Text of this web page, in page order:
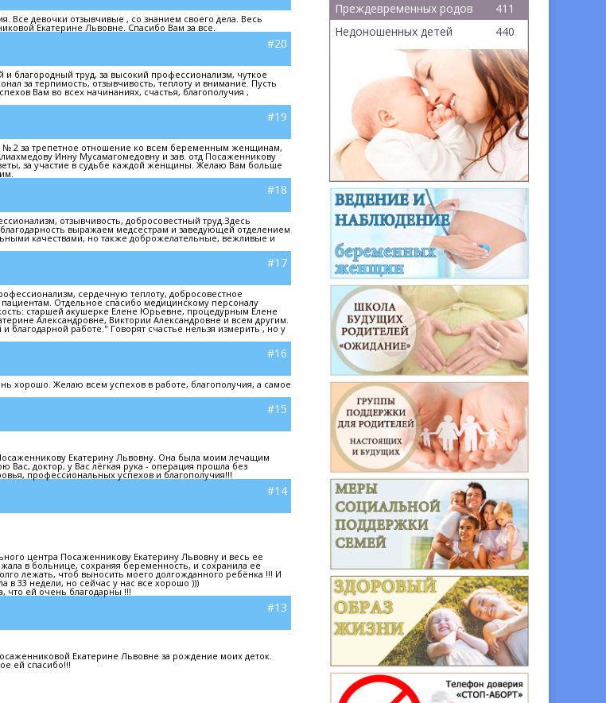
Все девочки отзывчивые , со знанием своего дела. Весь
Екатерине Львовне. Спасибо Вам за все.
#20
благородный труд, за высокий профессионализм, чуткое
за терпимость, отзывчивость, теплоту и внимание. Пусть
Вам во всех начинаниях, счастья, благополучия ,
#19
№ 2 за трепетное отношение ко всем беременным женщинам,
Инну Мусамагомедовну и зав. отд Посаженникову
за участие в судьбе каждой женщины. Желаю Вам больше
#18
отзывчивость, добросовестный труд.Здесь
выражаем медсестрам и заведующей отделением
качествами, но также доброжелательные, вежливые и
#17
сердечную теплоту, добросовестное
Отдельное спасибо медицинскому персоналу
старшей акушерке Елене Юрьевне, процедурным Елене
Александровне, Виктории Александровне и всем другим.
благодарной работе." Говорят счастье нельзя измерить , но у
#16
хорошо. Желаю всем успехов в работе, благополучия, а самое
#15
Екатерину Львовну. Она была моим лечащим
Вас, доктор, у Вас лёгкая рука - операция прошла без
профессиональных успехов и благополучия!!!
#14
центра Посаженникову Екатерину Львовну и весь ее
в больнице, сохраняя беременность, и сохранила ее
лежать, чтоб выносить моего долгожданного ребёнка !!! И
в 33 недели, но сейчас у нас все хорошо )))
что ей очень благодарны !!!
#13
Екатерине Львовне за рождение моих деток.
ей спасибо!!!
Преждевременных родов
411
Недоношенных детей
440